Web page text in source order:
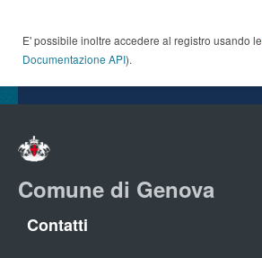
E' possibile inoltre accedere al registro usando le
Documentazione API).
Comune di Genova
Contatti